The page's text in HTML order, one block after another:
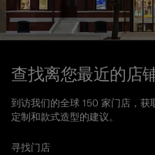
查找离您最近的店
到访我们的全球 150 家门店，获
定制和款式造型的建议。
寻找门店